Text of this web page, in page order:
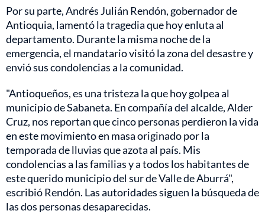
Por su parte, Andrés Julián Rendón, gobernador de
Antioquia, lamentó la tragedia que hoy enluta al
departamento. Durante la misma noche de la
emergencia, el mandatario visitó la zona del desastre y
envió sus condolencias a la comunidad.
"Antioqueños, es una tristeza la que hoy golpea al
municipio de Sabaneta. En compañía del alcalde, Alder
Cruz, nos reportan que cinco personas perdieron la vida
en este movimiento en masa originado por la
temporada de lluvias que azota al país. Mis
condolencias a las familias y a todos los habitantes de
este querido municipio del sur de Valle de Aburrá",
escribió Rendón. Las autoridades siguen la búsqueda de
las dos personas desaparecidas.